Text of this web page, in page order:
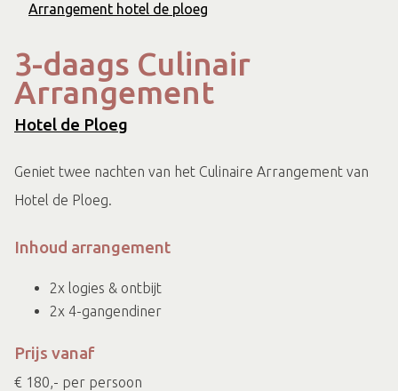
Arrangement hotel de ploeg
3-daags Culinair
Arrangement
Hotel de Ploeg
Geniet twee nachten van het Culinaire Arrangement van
Hotel de Ploeg.
Inhoud arrangement
2x logies & ontbijt
2x 4-gangendiner
Prijs vanaf
€ 180,- per persoon